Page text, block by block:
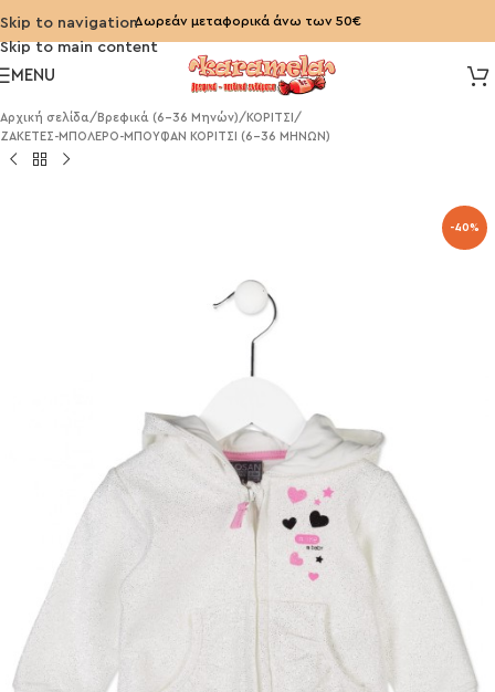
Skip to navigation
Skip to main content
Δωρεάν μεταφορικά άνω των 50€
MENU
Αρχική σελίδα/ Βρεφικά (6-36 Μηνών)/ ΚΟΡΙΤΣΙ /
ΖΑΚΕΤΕΣ-ΜΠΟΛΕΡΟ-ΜΠΟΥΦΑΝ ΚΟΡΙΤΣΙ (6-36 ΜΗΝΩΝ)
-40%